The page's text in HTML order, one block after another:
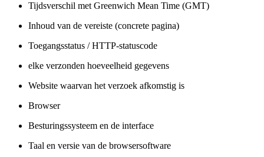
Tijdsverschil met Greenwich Mean Time (GMT)
Inhoud van de vereiste (concrete pagina)
Toegangsstatus / HTTP-statuscode
elke verzonden hoeveelheid gegevens
Website waarvan het verzoek afkomstig is
Browser
Besturingssysteem en de interface
Taal en versie van de browsersoftware